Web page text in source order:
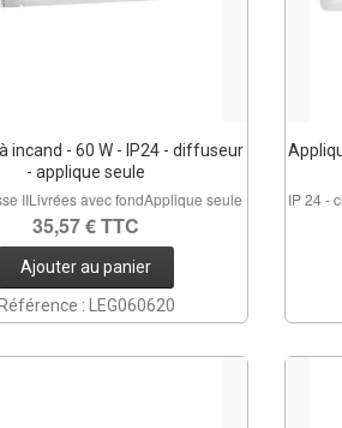
incand - 60 W - IP24 - diffuseur
- applique seule
IILivrées avec fondApplique seule
35,57 € TTC
Ajouter au panier
Référence : LEG060620
IP 24 -